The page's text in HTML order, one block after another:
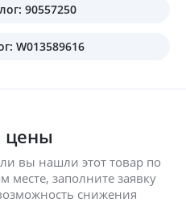
90557250
W013589616
цены
вы нашли этот товар по
месте, заполните заявку
снижения